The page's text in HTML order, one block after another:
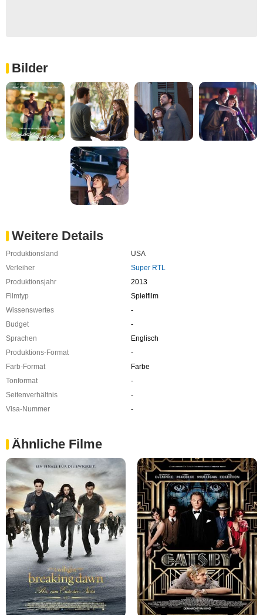
Bilder
Weitere Details
Produktionsland
USA
Verleiher
Super RTL
Produktionsjahr
2013
Filmtyp
Spielfilm
Wissenswertes
-
Budget
-
Sprachen
Englisch
Produktions-Format
-
Farb-Format
Farbe
Tonformat
-
Seitenverhältnis
-
Visa-Nummer
-
Ähnliche Filme